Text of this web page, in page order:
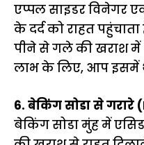
एप्पल साइडर विनेगर
के दर्द को राहत
पीने से गले की खराश में
लाभ के लिए, आप इसमें
6. बेकिंग सोडा से गरारे
बेकिंग सोडा मुंह में